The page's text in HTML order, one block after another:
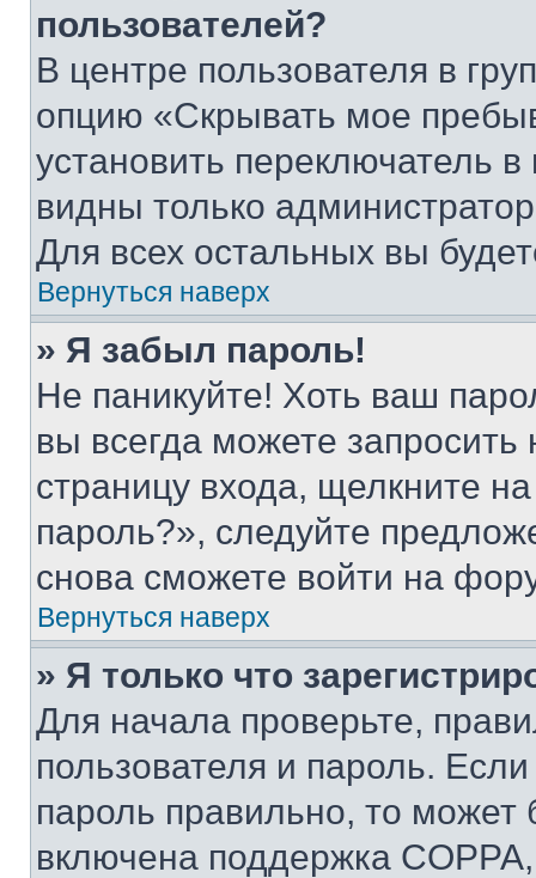
пользователей?
В центре пользователя в
опцию «Скрывать мое
установить переключатель
видны только
Для всех остальных вы
Вернуться наверх
» Я забыл пароль!
Не паникуйте! Хоть ваш
вы всегда можете
страницу входа, щелкните
пароль?», следуйте
снова сможете войти на
Вернуться наверх
» Я только что
Для начала проверьте,
пользователя и пароль.
пароль правильно, то может
включена поддержка